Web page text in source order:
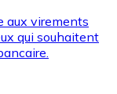
aux virements
qui souhaitent